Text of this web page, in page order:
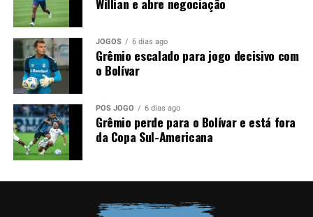
Willian e abre negociação
JOGOS 6 dias ago
Grêmio escalado para jogo decisivo com
o Bolívar
PÓS JOGO 6 dias ago
Grêmio perde para o Bolívar e está fora
da Copa Sul-Americana